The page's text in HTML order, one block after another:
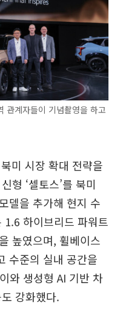
계자들이 기념촬영을 하고
미 시장 확대 전략을
형 ‘셀토스’를 북미
델을 추가해 현지 수
하이브리드 파워트
높였으며, 휠베이스
수준의 실내 공간을
와 생성형 AI 기반 차
강화했다.